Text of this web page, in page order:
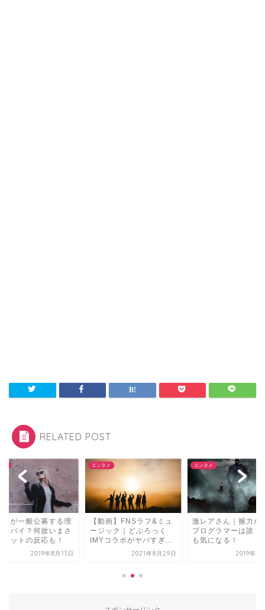
RELATED POST
画】FNSラフ&ミュ
ック｜どぶろっく
ラボがヤバすぎ...
2021年8月29日
エンタメ
激レアさん｜握力が凄い
プログラマーは誰？経歴
も気になる！
2019年8月17日
エンタメ
逃走中が一般公募す
由がヤバイ？何故い
ら？ネットの反応も
2019年8